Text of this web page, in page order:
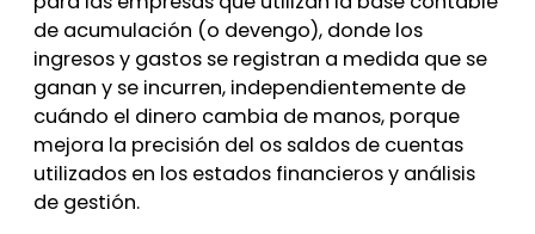
de acumulación (o devengo), donde los
ingresos y gastos se registran a medida que se
ganan y se incurren, independientemente de
cuándo el dinero cambia de manos, porque
mejora la precisión del os saldos de cuentas
utilizados en los estados financieros y análisis
de gestión.